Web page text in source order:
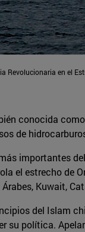
Revolucionaria en el
conocida
de
importantes
el estrecho de
Kuwait,
del Islam
su política.